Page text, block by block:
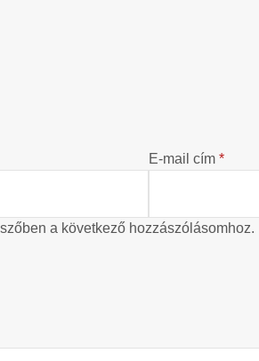
E-mail cím *
a következő hozzászólásomhoz.